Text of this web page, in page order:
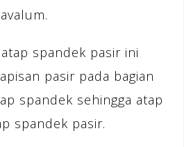
spandek pasir ini
pasir pada bagian
spandek sehingga atap
spandek pasir.